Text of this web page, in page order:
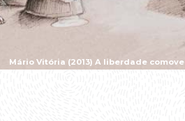
Mário Vitória (2013) A liberdade